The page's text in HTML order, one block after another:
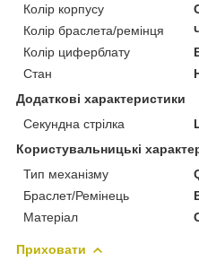
Колір корпусу
Колір браслета/ремінця
Колір циферблату
Стан
Додаткові характеристики
Секундна стрілка
Користувальницькі
Тип механізму
Браслет/Ремінець
Матеріал
Приховати